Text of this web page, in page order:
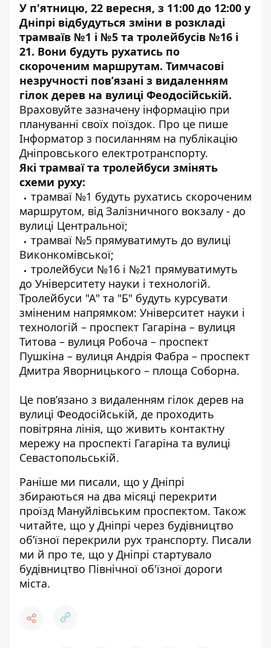
У п'ятницю, 22 вересня, з 11:00 до 12:00 у
Дніпрі відбудуться зміни в розкладі
трамваїв №1 і №5 та тролейбусів №16 і
21. Вони будуть рухатись по
скороченим маршрутам. Тимчасові
незручності пов’язані з видаленням
гілок дерев на вулиці Феодосійській.
Враховуйте зазначену інформацію при
плануванні своїх поїздок. Про це пише
Інформатор з посиланням на публікацію
Дніпровського електротранспорту.
Які трамваї та тролейбуси змінять
схеми руху:
трамваї №1 будуть рухатись скороченим
маршрутом, від Залізничного вокзалу - до
вулиці Центральної;
трамваї №5 прямуватимуть до вулиці
Виконкомівської;
тролейбуси №16 і №21 прямуватимуть
до Університету науки і технологій.
Тролейбуси "А" та "Б" будуть курсувати
зміненим напрямком: Університет науки і
технологій – проспект Гагаріна – вулиця
Титова – вулиця Робоча – проспект
Пушкіна – вулиця Андрія Фабра – проспект
Дмитра Яворницького – площа Соборна.
Це пов’язано з видаленням гілок дерев на
вулиці Феодосійській, де проходить
повітряна лінія, що живить контактну
мережу на проспекті Гагаріна та вулиці
Севастопольській.
Раніше ми писали, що у Дніпрі
збираються на два місяці перекрити
проїзд Мануйлівським проспектом. Також
читайте, що у Дніпрі через будівництво
об’їзної перекрили рух транспорту. Писали
ми й про те, що у Дніпрі стартувало
будівництво Північної об'їзної дороги
міста.